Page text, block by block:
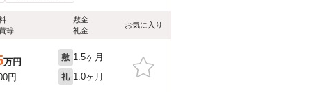
等
敷金
礼金
お気に入り
万円
円
敷 1.5ヶ月
礼 1.0ヶ月